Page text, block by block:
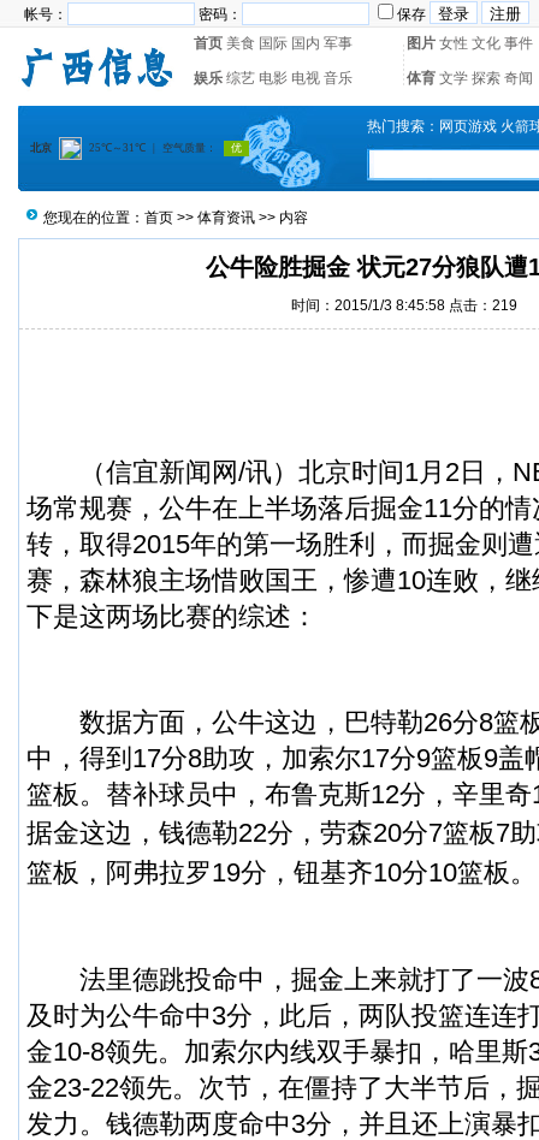
帐号： 密码：
保存
首页 美食 国际 国内 军事 图片 女性 文化 事件
娱乐 综艺 电影 电视 音乐 体育 文学 探索 奇闻
热门搜索： 网页游戏 火箭
您现在的位置： 首页 >> 体育资讯 >> 内容
公牛险胜掘金 状元27分狼队遭
时间：2015/1/3 8:45:58 点击： 219
（信宜新闻 网/讯）北京时间1月2日，
场常规赛，公牛在上半场落后掘金11分的
转，取得2015年的第一场胜利，而掘金则
赛，森林狼主场惜败国王，惨遭10连败，
下是这两场比赛的综述：
数据方面，公牛这边，巴特勒26分8篮
中，得到17分8助攻，加索尔17分9篮板9盖
篮板。替补球员中，布鲁克斯12分，辛里
据金这边，钱德勒22分，劳森20分7篮板7
篮板，阿弗拉罗19分，钮基齐10分10篮板。
法里德跳投命中，掘金上来就打了一波
及时为公牛命中3分，此后，两队投篮连连
金10-8领先。加索尔内线双手暴扣，哈里斯
金23-22领先。次节，在僵持了大半节后，
发力。钱德勒两度命中3分，并且还上演暴